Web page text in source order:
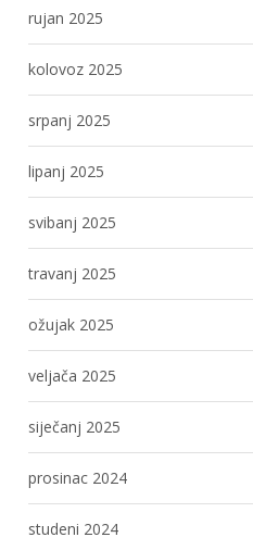
rujan 2025
kolovoz 2025
srpanj 2025
lipanj 2025
svibanj 2025
travanj 2025
ožujak 2025
veljača 2025
siječanj 2025
prosinac 2024
studeni 2024